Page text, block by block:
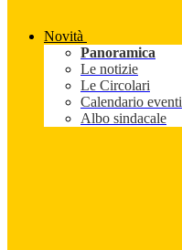
Novità
Panoramica
Le notizie
Le Circolari
Calendario eventi
Albo sindacale